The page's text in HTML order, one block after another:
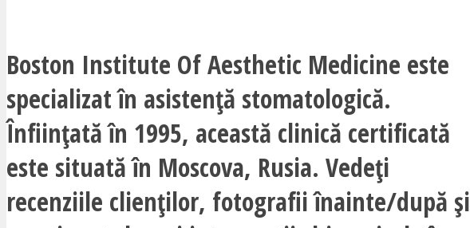
Boston Institute Of Aesthetic Medicine este
specializat în asistență stomatologică.
Înființată în 1995, această clinică certificată
este situată în Moscova, Rusia. Vedeți
recenziile clienților, fotografii înainte/după și